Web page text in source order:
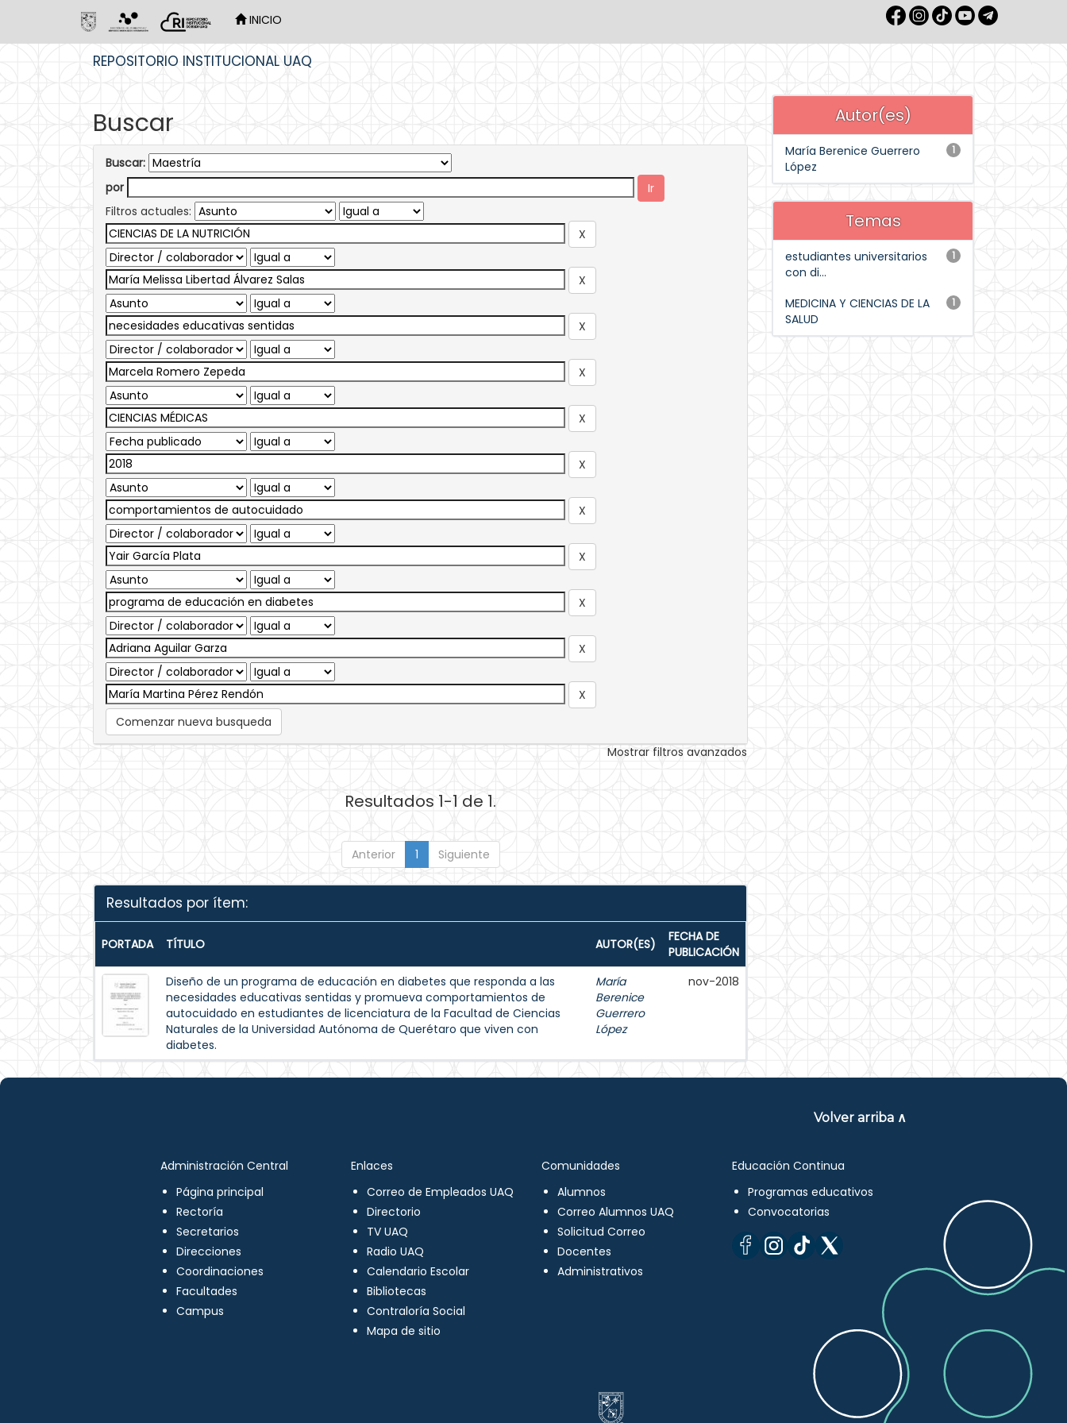
INICIO
REPOSITORIO INSTITUCIONAL UAQ
Buscar
Buscar:
por
Filtros actuales:
Comenzar nueva busqueda
Mostrar filtros avanzados
Resultados 1-1 de 1.
Anterior 1 Siguiente
Resultados por ítem:
PORTADA TÍTULO AUTOR(ES)
FECHA DE
PUBLICACIÓN
Diseño de un programa de educación en diabetes que responda a las
necesidades educativas sentidas y promueva comportamientos de
autocuidado en estudiantes de licenciatura de la Facultad de Ciencias
Naturales de la Universidad Autónoma de Querétaro que viven con
diabetes.
María
Berenice
Guerrero
López
nov-2018
Autor(es)
1
María Berenice Guerrero
López
Temas
1
estudiantes universitarios
con di...
1
MEDICINA Y CIENCIAS DE LA
SALUD
Volver arriba ∧
Administración Central
Página principal
Rectoría
Secretarios
Direcciones
Coordinaciones
Facultades
Campus
Enlaces
Correo de Empleados UAQ
Directorio
TV UAQ
Radio UAQ
Calendario Escolar
Bibliotecas
Contraloría Social
Mapa de sitio
Comunidades
Alumnos
Correo Alumnos UAQ
Solicitud Correo
Docentes
Administrativos
Educación Continua
Programas educativos
Convocatorias